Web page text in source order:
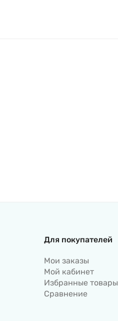
Для покупателей
Мои заказы
Мой кабинет
Избранные товары
Сравнение